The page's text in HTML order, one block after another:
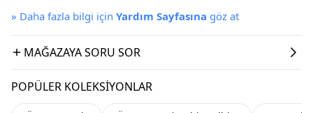
» Daha fazla bilgi için Yardım Sayfasına göz at
MAĞAZAYA SORU SOR
POPÜLER KOLEKSIYONLAR